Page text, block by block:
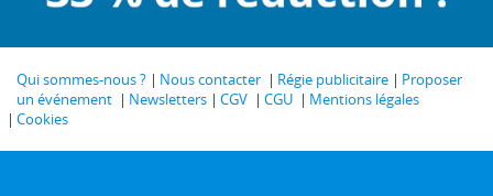
Qui sommes-nous ? Nous contacter Régie publicitaire
Proposer
un événement
Newsletters CGV CGU
Mentions légales
Cookies